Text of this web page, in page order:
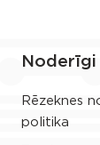
Noderīgi
Rēzeknes
politika